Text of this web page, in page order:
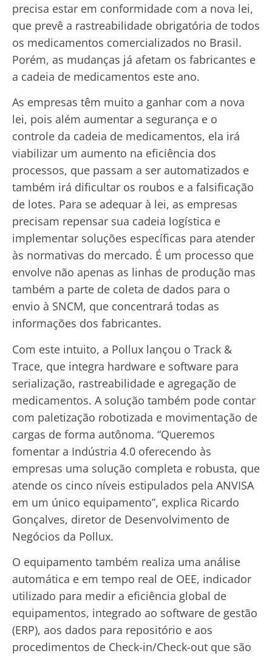
precisa estar em conformidade com a nova lei,
que prevê a rastreabilidade obrigatória de todos
os medicamentos comercializados no Brasil.
Porém, as mudanças já afetam os fabricantes e
a cadeia de medicamentos este ano.
As empresas têm muito a ganhar com a nova
lei, pois além aumentar a segurança e o
controle da cadeia de medicamentos, ela irá
viabilizar um aumento na eficiência dos
processos, que passam a ser automatizados e
também irá dificultar os roubos e a falsificação
de lotes. Para se adequar à lei, as empresas
precisam repensar sua cadeia logística e
implementar soluções específicas para atender
às normativas do mercado. É um processo que
envolve não apenas as linhas de produção mas
também a parte de coleta de dados para o
envio à SNCM, que concentrará todas as
informações dos fabricantes.
Com este intuito, a Pollux lançou o Track &
Trace, que integra hardware e software para
serialização, rastreabilidade e agregação de
medicamentos. A solução também pode contar
com paletização robotizada e movimentação de
cargas de forma autônoma. “Queremos
fomentar a Indústria 4.0 oferecendo às
empresas uma solução completa e robusta, que
atende os cinco níveis estipulados pela ANVISA
em um único equipamento”, explica Ricardo
Gonçalves, diretor de Desenvolvimento de
Negócios da Pollux.
O equipamento também realiza uma análise
automática e em tempo real de OEE, indicador
utilizado para medir a eficiência global de
equipamentos, integrado ao software de gestão
(ERP), aos dados para repositório e aos
procedimentos de Check-in/Check-out que são